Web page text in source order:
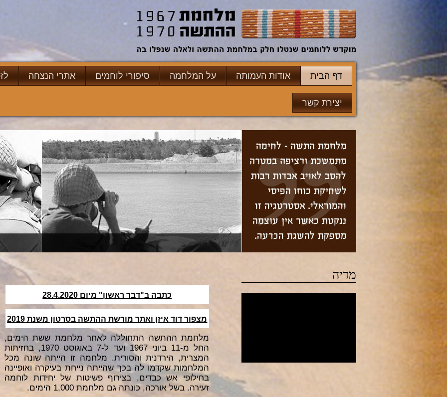
דף הבית אודות העמותה על המלחמה סיפורי לוחמים אתרי הנצחה
יצירת קשר
מדיה
כתבה ב"דבר ראשון" מיום 28.4.2020
מצפור דוד איזן ואתר מורשת ההתשה בסרטון משנת 2019
מלחמת ההתשה התחוללה לאחר מלחמת ששת הימים,
החל מ-11 ביוני 1967 ועד ל-7 באוגוסט 1970, בחזיתות
המצרית, הירדנית והסורית. מלחמה זו הייתה שונה מכל
המלחמות שקדמו לה בכך שהייתה נייחת בעיקרה ואופיינה
בחילופי אש כבדים, בצירוף פשיטות של יחידות לוחמה
זעירה. בשל אורכה, כונתה גם מלחמת 1,000 הימים.